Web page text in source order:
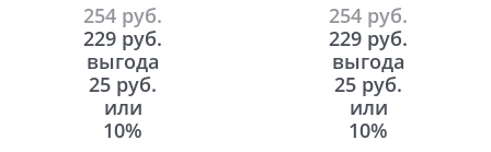
254 руб.
229 руб.
выгода
25 руб.
или
10%
254 руб.
229 руб.
выгода
25 руб.
или
10%